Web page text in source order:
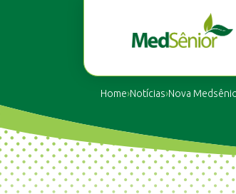
Home›Notícias›Nova